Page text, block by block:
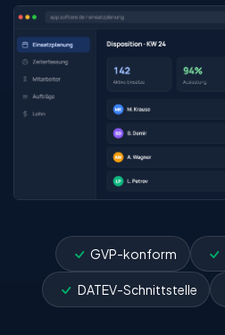
GVP-konform
DATEV-Schnittstelle